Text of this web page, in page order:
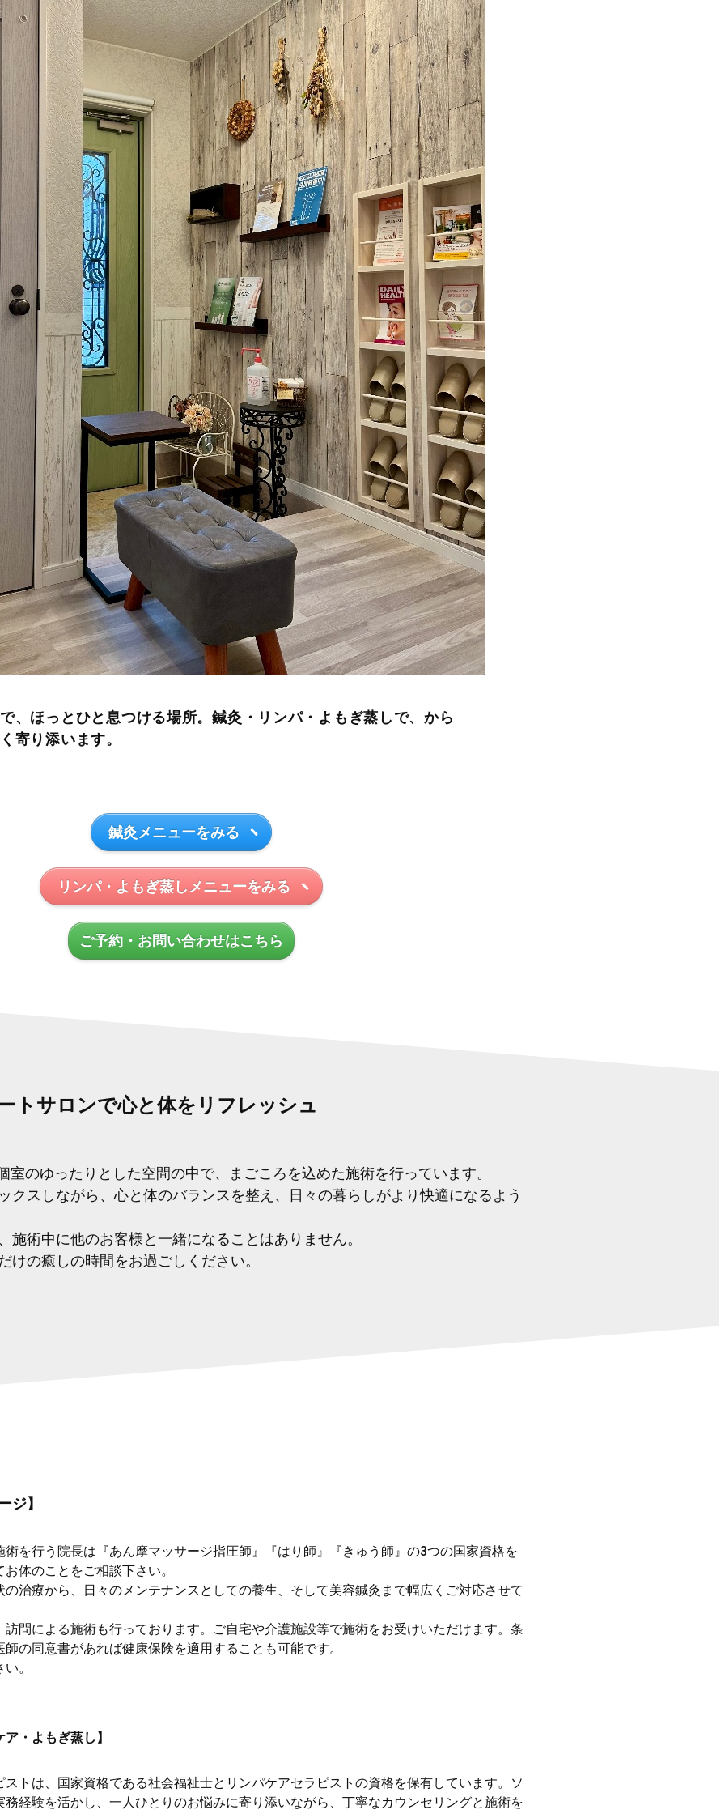
、ほっとひと息つける場所。鍼灸・リンパ・よもぎ蒸しで、から
寄り添います。
鍼灸メニューをみる
リンパ・よもぎ蒸しメニューをみる
ご予約・お問い合わせはこちら
トサロンで心と体をリフレッシュ
のゆったりとした空間の中で、まごころを込めた施術を行っています。
クスしながら、心と体のバランスを整え、日々の暮らしがより快適になるよう
施術中に他のお客様と一緒になることはありません。
けの癒しの時間をお過ごしください。
ジ】
を行う院長は『あん摩マッサージ指圧師』『はり師』『きゅう師』の3つの国家資格を
体のことをご相談下さい。
治療から、日々のメンテナンスとしての養生、そして美容鍼灸まで幅広くご対応させて
訪問による施術も行っております。ご自宅や介護施設等で施術をお受けいただけます。条
の同意書があれば健康保険を適用することも可能です。
。
・よもぎ蒸し】
ストは、国家資格である社会福祉士とリンパケアセラピストの資格を保有しています。ソ
経験を活かし、一人ひとりのお悩みに寄り添いながら、丁寧なカウンセリングと施術を